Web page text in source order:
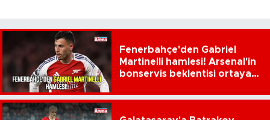
Fenerbahçe'den Gabriel
Martinelli hamlesi! Arsenal'in
bonservis beklentisi ortaya